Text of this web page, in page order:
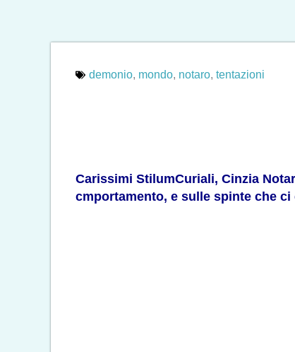
demonio, mondo, notaro, tentazioni
Carissimi StilumCuriali, Cinzia
cmportamento, e sulle spinte che